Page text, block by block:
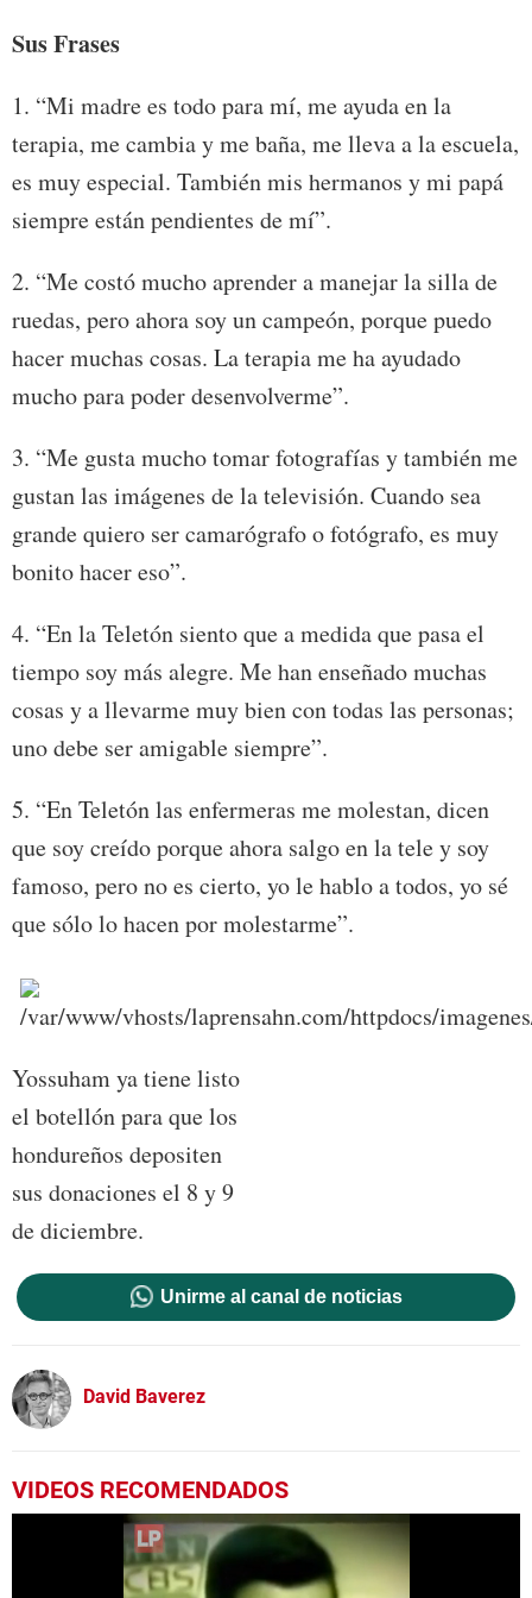
Sus Frases
1. “Mi madre es todo para mí, me ayuda en la
terapia, me cambia y me baña, me lleva a la escuela,
es muy especial. También mis hermanos y mi papá
siempre están pendientes de mí”.
2. “Me costó mucho aprender a manejar la silla de
ruedas, pero ahora soy un campeón, porque puedo
hacer muchas cosas. La terapia me ha ayudado
mucho para poder desenvolverme”.
3. “Me gusta mucho tomar fotografías y también me
gustan las imágenes de la televisión. Cuando sea
grande quiero ser camarógrafo o fotógrafo, es muy
bonito hacer eso”.
4. “En la Teletón siento que a medida que pasa el
tiempo soy más alegre. Me han enseñado muchas
cosas y a llevarme muy bien con todas las personas;
uno debe ser amigable siempre”.
5. “En Teletón las enfermeras me molestan, dicen
que soy creído porque ahora salgo en la tele y soy
famoso, pero no es cierto, yo le hablo a todos, yo sé
que sólo lo hacen por molestarme”.
Yossuham ya tiene listo
el botellón para que los
hondureños depositen
sus donaciones el 8 y 9
de diciembre.
Unirme al canal de noticias
David Baverez
VIDEOS RECOMENDADOS